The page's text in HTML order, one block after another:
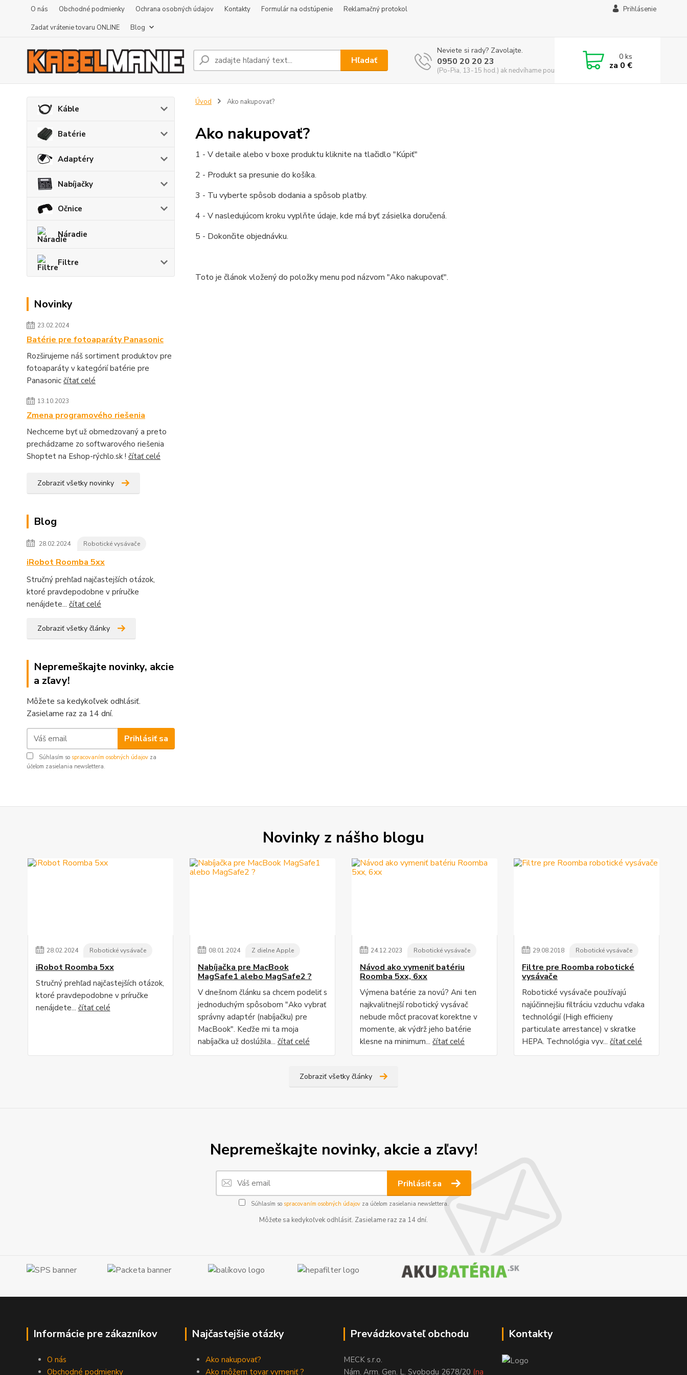
O nás Obchodné podmienky Ochrana osobných údajov Kontakty Formulár na odstúpenie
Reklamačný protokol
Zadať vrátenie tovaru ONLINE
Blog
Prihlásenie
Hľadať
Neviete si rady? Zavolajte.
0950 20 20 23
(Po-Pia, 13-15 hod.) ak nedvíhame použite CHATBOX
0ks
za 0 €
Káble
Batérie
Adaptéry
Nabíjačky
Očnice
Náradie
Filtre
Novinky
23.02.2024
Batérie pre fotoaparáty Panasonic
Rozširujeme náš sortiment produktov pre
fotoaparáty v kategórií batérie pre
Panasonic čítať celé
13.10.2023
Zmena programového riešenia
Nechceme byť už obmedzovaný a preto
prechádzame zo softwarového riešenia
Shoptet na Eshop-rýchlo.sk ! čítať celé
Zobraziť všetky novinky
Blog
28.02.2024 Robotické vysávače
iRobot Roomba 5xx
Stručný prehľad najčastejších otázok,
ktoré pravdepodobne v príručke
nenájdete... čítať celé
Zobraziť všetky články
Nepremeškajte novinky, akcie
a zľavy!
Môžete sa kedykoľvek odhlásiť.
Zasielame raz za 14 dní.
Prihlásiť sa
Súhlasím so spracovaním osobných údajov za
účelom zasielania newslettera.
Úvod Ako nakupovať?
Ako nakupovať?
1 - V detaile alebo v boxe produktu kliknite na tlačidlo "Kúpiť"
2 - Produkt sa presunie do košíka.
3 - Tu vyberte spôsob dodania a spôsob platby.
4 - V nasledujúcom kroku vyplňte údaje, kde má byť zásielka doručená.
5 - Dokončite objednávku.
Toto je článok vložený do položky menu pod názvom "Ako nakupovať".
Novinky z nášho blogu
28.02.2024 Robotické vysávače
iRobot Roomba 5xx
Stručný prehľad najčastejších otázok,
ktoré pravdepodobne v príručke
nenájdete... čítať celé
08.01.2024 Z dielne Apple
Nabíjačka pre MacBook
MagSafe1 alebo MagSafe2 ?
V dnešnom článku sa chcem podeliť s
jednoduchým spôsobom "Ako vybrať
správny adaptér (nabíjačku) pre
MacBook". Keďže mi ta moja
nabíjačka už doslúžila... čítať celé
24.12.2023 Robotické vysávače
Návod ako vymeniť batériu
Roomba 5xx, 6xx
Výmena batérie za novú? Ani ten
najkvalitnejší robotický vysávač
nebude môcť pracovať korektne v
momente, ak výdrž jeho batérie
klesne na minimum... čítať celé
29.08.2018 Robotické vysávače
Filtre pre Roomba robotické
vysávače
Robotické vysávače používajú
najúčinnejšiu filtráciu vzduchu vďaka
technológií (High efficieny
particulate arrestance) v skratke
HEPA. Technológia vyv...čítať celé
Zobraziť všetky články
Nepremeškajte novinky, akcie a zľavy!
Prihlásiť sa
Súhlasím so spracovaním osobných údajovza účelom zasielania newslettera.
Môžete sa kedykoľvek odhlásiť. Zasielame raz za 14 dní.
Informácie pre zákazníkov
O nás
Obchodné podmienky
Najčastejšie otázky
Ako nakupovať?
Ako môžem tovar vymeniť ?
Prevádzkovateľ obchodu
MECK s.r.o.
Nám. Arm. Gen. L. Svobodu 2678/20 (na
Kontakty